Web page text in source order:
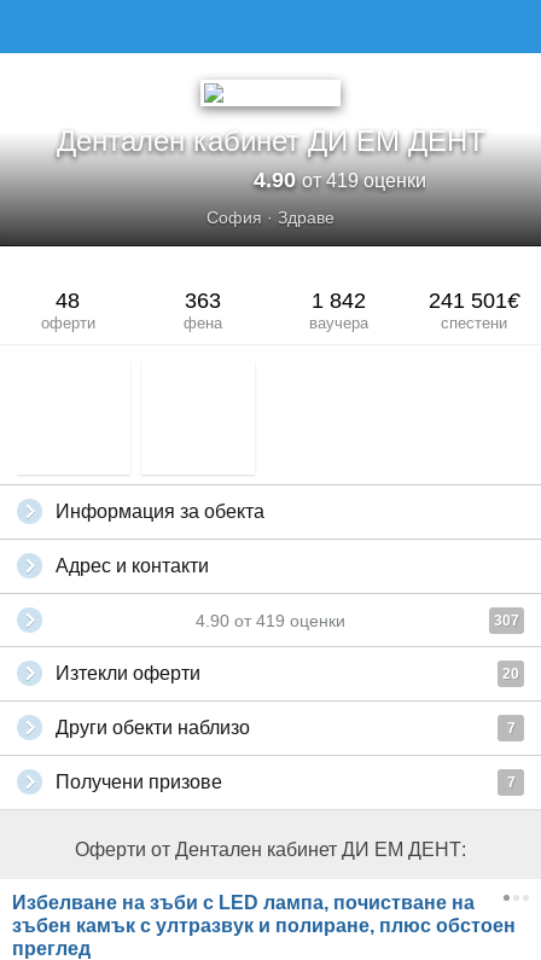
Дентален кабинет ДИ ЕМ ДЕНТ
4.90от 419 оценки
София · Здраве
48
оферти
363
фена
1 842
ваучера
241 501€
спестени
Информация за обекта
Адрес и контакти
4.90 от 419 оценки 307
Изтекли оферти 20
Други обекти наблизо 7
Получени призове 7
Оферти от Дентален кабинет ДИ ЕМ ДЕНТ:
Избелване на зъби с LED лампа, почистване на
зъбен камък с ултразвук и полиране, плюс обстоен
преглед